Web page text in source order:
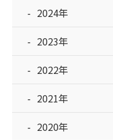
2024年
2023年
2022年
2021年
2020年